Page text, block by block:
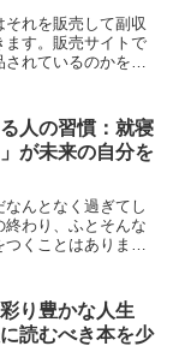
れを販売して副収
ます。販売サイトで
されているのかを見
の作品にぴったりの
めに、...
人の習慣：就寝
が未来の自分を
なんとなく過ぎてし
わり、ふとそんな
くことはありませ
ると、自分がどこ
、本当...
り豊かな人生
読むべき本を少